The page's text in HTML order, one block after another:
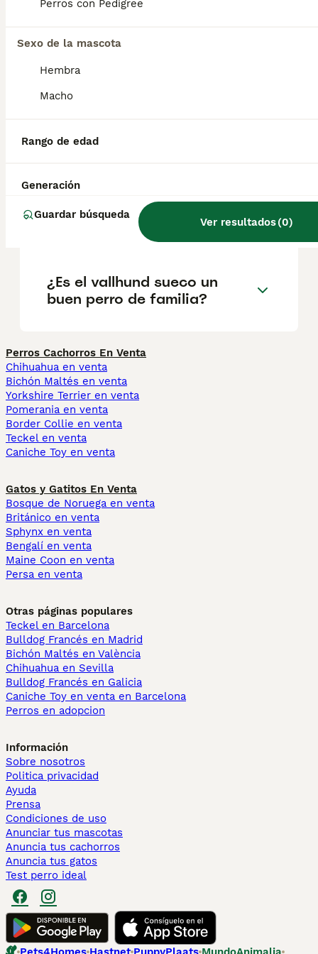
Perros con Pedigree
Sexo de la mascota
Hembra
Macho
Rango de edad
Generación
Guardar búsqueda
Ver resultados(0)
salud y el bienestar de los animales.
de comprometerse siempre es la mejor
¿Son los Vallhunds suecos
¿Son raros los vallhunds
¿Es el vallhund sueco un
buen perro de familia?
Perros Cachorros En Venta
Chihuahua en venta
Bichón Maltés en venta
Yorkshire Terrier en venta
Pomerania en venta
Border Collie en venta
Teckel en venta
Caniche Toy en venta
Gatos y Gatitos En Venta
Bosque de Noruega en venta
Británico en venta
Sphynx en venta
Bengalí en venta
Maine Coon en venta
Persa en venta
Otras páginas populares
Teckel en Barcelona
Bulldog Francés en Madrid
Bichón Maltés en València
Chihuahua en Sevilla
Bulldog Francés en Galicia
Caniche Toy en venta en Barcelona
Perros en adopcion
Información
Sobre nosotros
Politica privacidad
Ayuda
Prensa
Condiciones de uso
Anunciar tus mascotas
Anuncia tus cachorros
Anuncia tus gatos
Test perro ideal